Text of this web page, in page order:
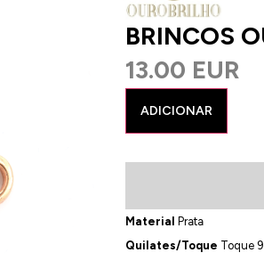
BRINCOS
13.00 EUR
ADICIONAR
Material
Prata
Quilates/Toque Toque